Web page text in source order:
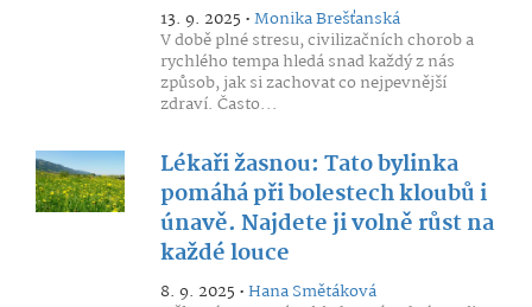
13. 9. 2025 •Monika Brešťanská
V době plné stresu, civilizačních chorob a
rychlého tempa hledá snad každý z nás
způsob, jak si zachovat co nejpevnější
zdraví. Často...
Lékaři žasnou: Tato bylinka
pomáhá při bolestech kloubů i
únavě. Najdete ji volně růst na
každé louce
8. 9. 2025 •Hana Smětáková